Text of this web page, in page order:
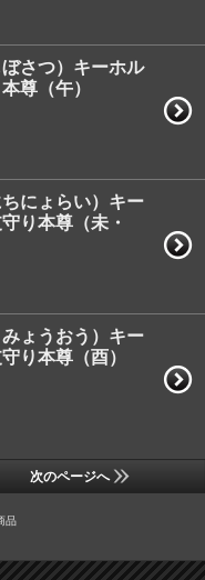
さつ）キーホル
尊（午）
にょらい）キー
り本尊（未・
ょうおう）キー
り本尊（酉）
次のページへ
品